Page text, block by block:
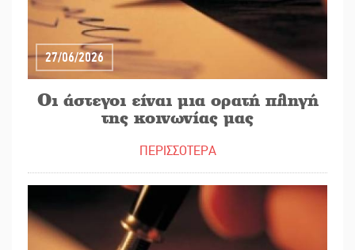
27/06/2026
Οι άστεγοι είναι μια ορατή πληγή
της κοινωνίας μας
ΠΕΡΙΣΣΟΤΕΡΑ